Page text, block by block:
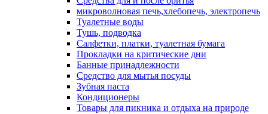
микроволновая печь,хлебопечь, электропечь
Туалетные воды
Тушь, подводка
Салфетки, платки, туалетная бумага
Прокладки на критические дни
Банные принадлежности
Средство для мытья посуды
Зубная паста
Кондиционеры
Товары для пикника и отдыха на природе